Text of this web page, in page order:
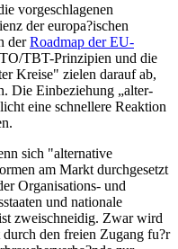
vorgeschlagenen
der europa?ischen
derRoadmap der EU-
TBT-Prinzipien und die
Kreise" zielen darauf ab,
Die Einbeziehung „alter-
eine schnellere Reaktion
sich "alternative
am Markt durchgesetzt
Organisations- und
und nationale
zweischneidig. Zwar wird
den freien Zugang fu?r